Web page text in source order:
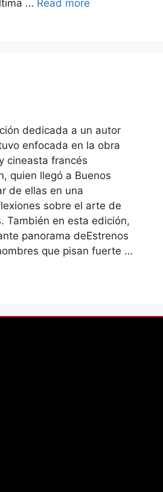
… Read more
dedicada a un autor
enfocada en la obra
cineasta francés
quien llegó a Buenos
de ellas en una
sobre el arte de
También en esta edición,
panorama deEstrenos
que pisan fuerte …